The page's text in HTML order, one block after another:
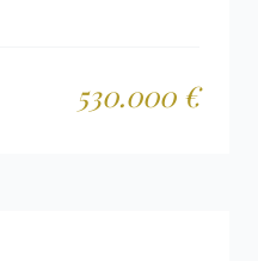
530.000 €